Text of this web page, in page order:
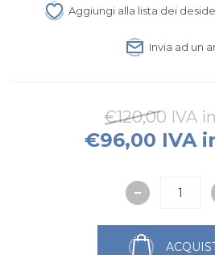
Aggiungi alla lista dei
Invia ad un
€120,00 IVA
€96,00 IVA